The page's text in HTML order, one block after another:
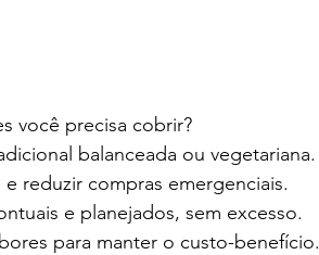
você precisa cobrir?
balanceada ou vegetariana.
reduzir compras emergenciais.
e planejados, sem excesso.
para manter o custo-benefício.